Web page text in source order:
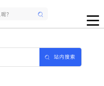
站内搜索